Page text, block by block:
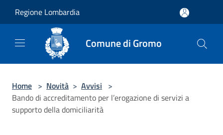
Regione Lombardia
Comune di Gromo
Home > Novità > Avvisi >
Bando di accreditamento per l’erogazione di servizi a
supporto della domiciliarità